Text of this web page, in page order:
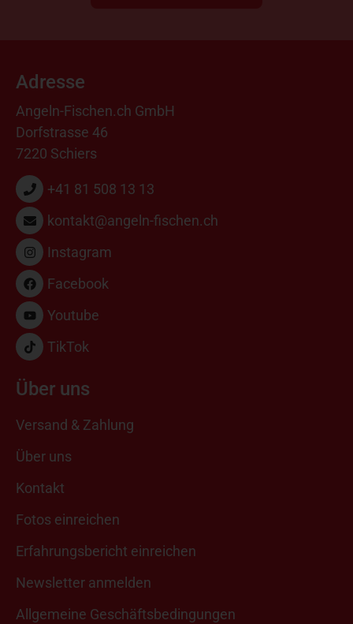
Adresse
Angeln-Fischen.ch GmbH
Dorfstrasse 46
7220 Schiers
+41 81 508 13 13
kontakt@angeln-fischen.ch
Instagram
Facebook
Youtube
TikTok
Über uns
Versand & Zahlung
Über uns
Kontakt
Fotos einreichen
Erfahrungsbericht einreichen
Newsletter anmelden
Allgemeine Geschäftsbedingungen